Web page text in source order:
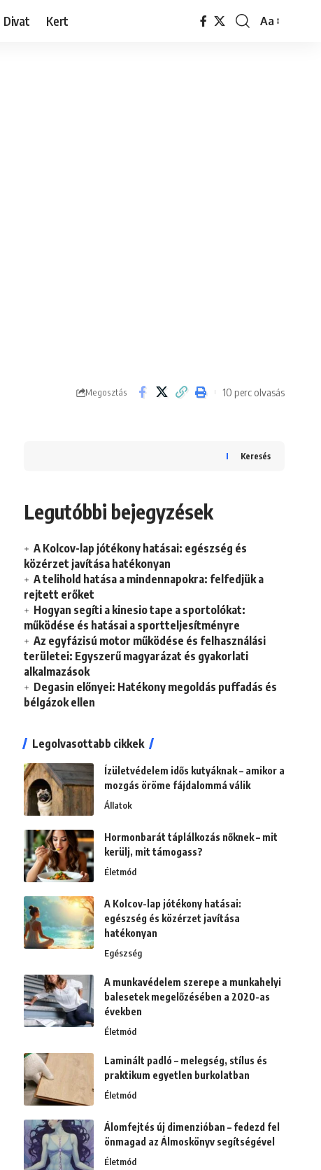
Divat Kert
Font
Aa
Megosztás 10 perc olvasás
Keresés
Legutóbbi bejegyzések
A Kolcov-lap jótékony hatásai: egészség és
közérzet javítása hatékonyan
A telihold hatása a mindennapokra: felfedjük a
rejtett erőket
Hogyan segíti a kinesio tape a sportolókat:
működése és hatásai a sportteljesítményre
Az egyfázisú motor működése és felhasználási
területei: Egyszerű magyarázat és gyakorlati
alkalmazások
Degasin előnyei: Hatékony megoldás puffadás és
bélgázok ellen
Legolvasottabb cikkek
Ízületvédelem idős kutyáknak – amikor a
mozgás öröme fájdalommá válik
Állatok
Hormonbarát táplálkozás nőknek – mit
kerülj, mit támogass?
Életmód
A Kolcov-lap jótékony hatásai:
egészség és közérzet javítása
hatékonyan
Egészség
A munkavédelem szerepe a munkahelyi
balesetek megelőzésében a 2020-as
években
Életmód
Laminált padló – melegség, stílus és
praktikum egyetlen burkolatban
Életmód
Álomfejtés új dimenzióban – fedezd fel
önmagad az Álmoskönyv segítségével
Életmód